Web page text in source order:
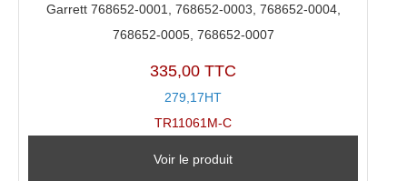
Garrett 768652-0001, 768652-0003, 768652-0004,
768652-0005, 768652-0007
335,00 TTC
279,17HT
TR11061M-C
Voir le produit